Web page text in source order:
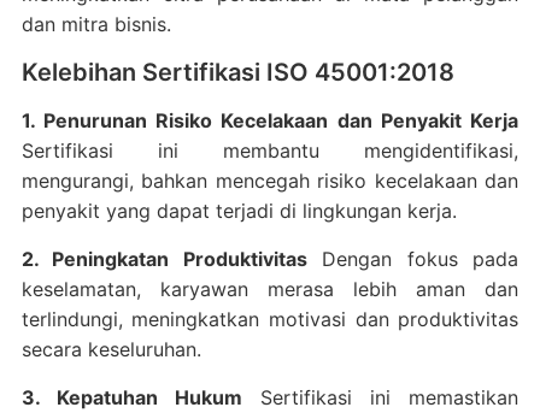
dan mitra bisnis.
Kelebihan Sertifikasi ISO 45001:2018
1. Penurunan Risiko Kecelakaan dan Penyakit Kerja
Sertifikasi ini membantu mengidentifikasi,
mengurangi, bahkan mencegah risiko kecelakaan dan
penyakit yang dapat terjadi di lingkungan kerja.
2. Peningkatan ProduktivitasDengan fokus pada
keselamatan, karyawan merasa lebih aman dan
terlindungi, meningkatkan motivasi dan produktivitas
secara keseluruhan.
3. Kepatuhan Hukum Sertifikasi ini memastikan